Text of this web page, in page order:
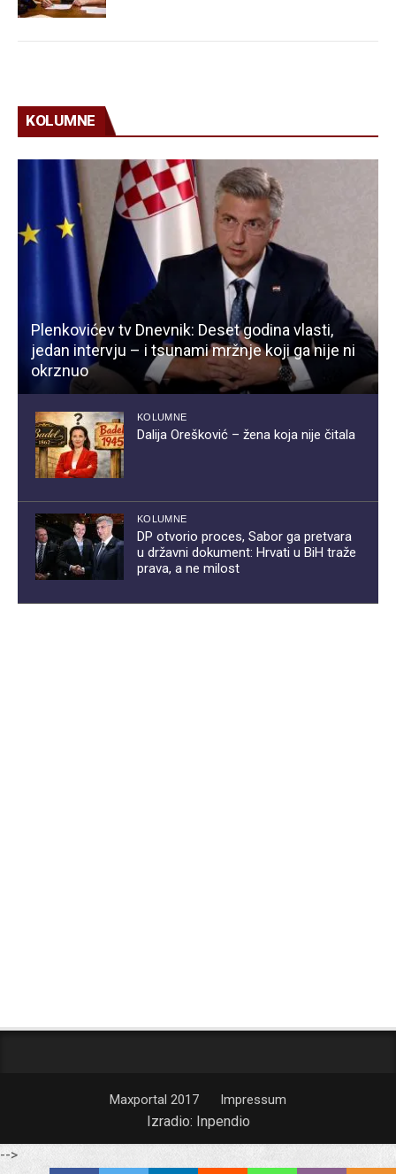
KOLUMNE
Plenkovićev tv Dnevnik: Deset godina vlasti,
jedan intervju – i tsunami mržnje koji ga nije ni
okrznuo
KOLUMNE
Dalija Orešković – žena koja nije čitala
KOLUMNE
DP otvorio proces, Sabor ga pretvara
u državni dokument: Hrvati u BiH traže
prava, a ne milost
Maxportal 2017 Impressum
Izradio: Inpendio
-->